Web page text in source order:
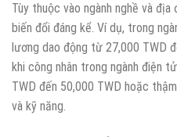
Tùy thuộc vào ngành nghề và
biến đổi đáng kể. Ví dụ, trong
lương dao động từ 27,000 TWD
khi công nhân trong ngành điện
TWD đến 50,000 TWD hoặc
và kỹ năng.